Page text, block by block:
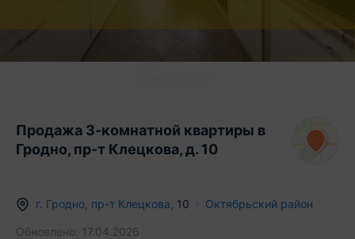
Продажа 3-комнатной квартиры в
Гродно, пр-т Клецкова, д. 10
г. Гродно пр-т Клецкова 10 Октябрьский район
Обновлено: 17.04.2026